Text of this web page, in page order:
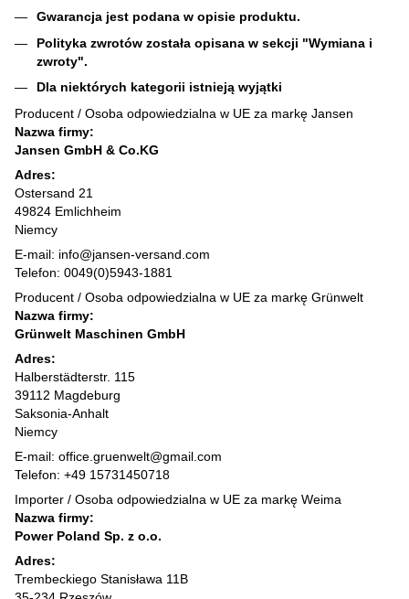
Gwarancja jest podana w opisie produktu.
Polityka zwrotów została opisana w sekcji "Wymiana i
zwroty".
Dla niektórych kategorii istnieją wyjątki
Producent / Osoba odpowiedzialna w UE za markę Jansen
Nazwa firmy:
Jansen GmbH & Co.KG
Adres:
Ostersand 21
49824 Emlichheim
Niemcy
E-mail: info@jansen-versand.com
Telefon: 0049(0)5943-1881
Producent / Osoba odpowiedzialna w UE za markę Grünwelt
Nazwa firmy:
Grünwelt Maschinen GmbH
Adres:
Halberstädterstr. 115
39112 Magdeburg
Saksonia-Anhalt
Niemcy
E-mail: office.gruenwelt@gmail.com
Telefon: +49 15731450718
Importer / Osoba odpowiedzialna w UE za markę Weima
Nazwa firmy:
Power Poland Sp. z o.o.
Adres:
Trembeckiego Stanisława 11B